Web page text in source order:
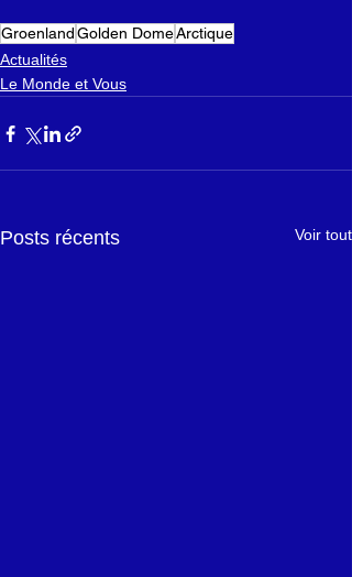
GroenlandGolden DomeArctique
Actualités
Le Monde et Vous
Posts récents Voir tout